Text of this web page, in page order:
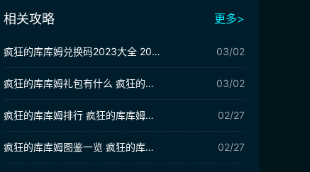
相关攻略 更多>
疯狂的库库姆兑换码2023大全 2023最新兑换码分享 03/02
疯狂的库库姆礼包有什么 疯狂的库库姆游戏礼包购买指南 03/02
疯狂的库库姆排行 疯狂的库库姆最强角色盘点 02/27
疯狂的库库姆图鉴一览 疯狂的库库姆图鉴人物详细介绍 02/27